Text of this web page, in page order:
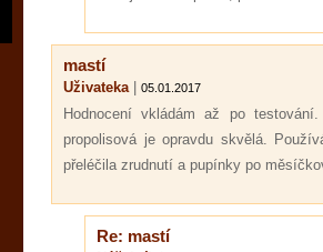
mastí
Uživateka 05.01.2017
Hodnocení vkládám až po
propolisová je opravdu skvělá.
přeléčila zrudnutí a pupínky po
Re: mastí